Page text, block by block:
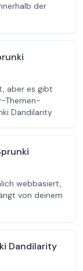
der
aber es gibt
Themen-
Dandilarity.
webbasiert,
von deinem
Dandilarity